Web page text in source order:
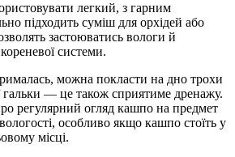
легкий, з гарним
підходить суміш для орхідей або
застоюватись вологи й
системи.
можна покласти на дно трохи
гальки — це також сприятиме дренажу.
регулярний огляд кашпо на предмет
особливо якщо кашпо стоїть у
місці.